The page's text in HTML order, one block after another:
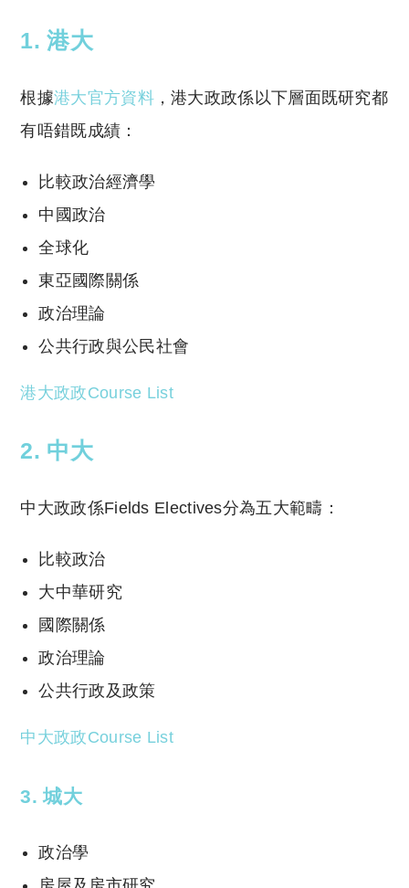
1. 港大
根據港大官方資料，港大政政係以下層面既研究都
有唔錯既成績：
比較政治經濟學
中國政治
全球化
東亞國際關係
政治理論
公共行政與公民社會
港大政政Course List
2. 中大
中大政政係Fields Electives分為五大範疇：
比較政治
大中華研究
國際關係
政治理論
公共行政及政策
中大政政Course List
3. 城大
政治學